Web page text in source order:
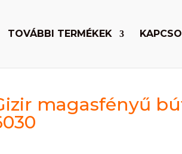
TOVÁBBI TERMÉKEK
magasfényű